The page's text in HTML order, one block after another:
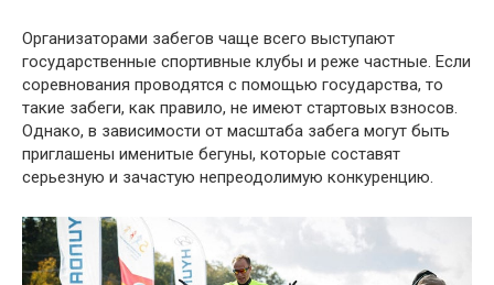
Организаторами забегов чаще всего выступают
государственные спортивные клубы и реже частные. Если
соревнования проводятся с помощью государства, то
такие забеги, как правило, не имеют стартовых взносов.
Однако, в зависимости от масштаба забега могут быть
приглашены именитые бегуны, которые составят
серьезную и зачастую непреодолимую конкуренцию.